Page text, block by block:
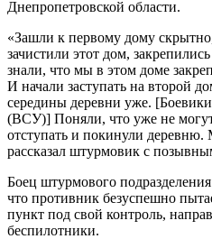
Днепропетровской области.
«Зашли к первому дому
зачистили этот дом,
знали, что мы в этом доме
И начали заступать на второй
середины деревни уже.
(ВСУ)] Поняли, что уже не могут
отступать и покинули
рассказал штурмовик с
Боец штурмового
что противник безуспешно
пункт под свой контроль,
беспилотники.